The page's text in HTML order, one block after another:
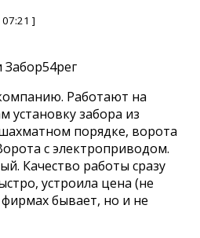
]
Работают на
установку забора из
порядке, ворота
с электроприводом.
Качество работы сразу
устроила цена (не
бывает, но и не